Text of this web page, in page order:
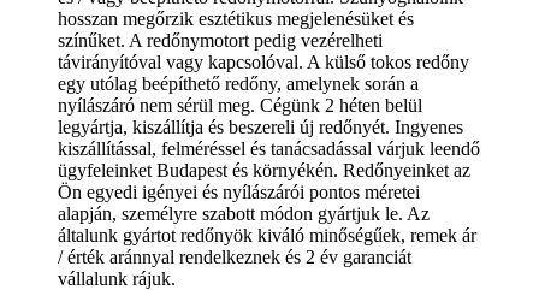
hosszan megőrzik esztétikus megjelenésüket és
színűket. A redőnymotort pedig vezérelheti
távirányítóval vagy kapcsolóval. A külső tokos redőny
egy utólag beépíthető redőny, amelynek során a
nyílászáró nem sérül meg. Cégünk 2 héten belül
legyártja, kiszállítja és beszereli új redőnyét. Ingyenes
kiszállítással, felméréssel és tanácsadással várjuk leendő
ügyfeleinket Budapest és környékén. Redőnyeinket az
Ön egyedi igényei és nyílászárói pontos méretei
alapján, személyre szabott módon gyártjuk le. Az
általunk gyártot redőnyök kiváló minőségűek, remek ár
/ érték aránnyal rendelkeznek és 2 év garanciát
vállalunk rájuk.